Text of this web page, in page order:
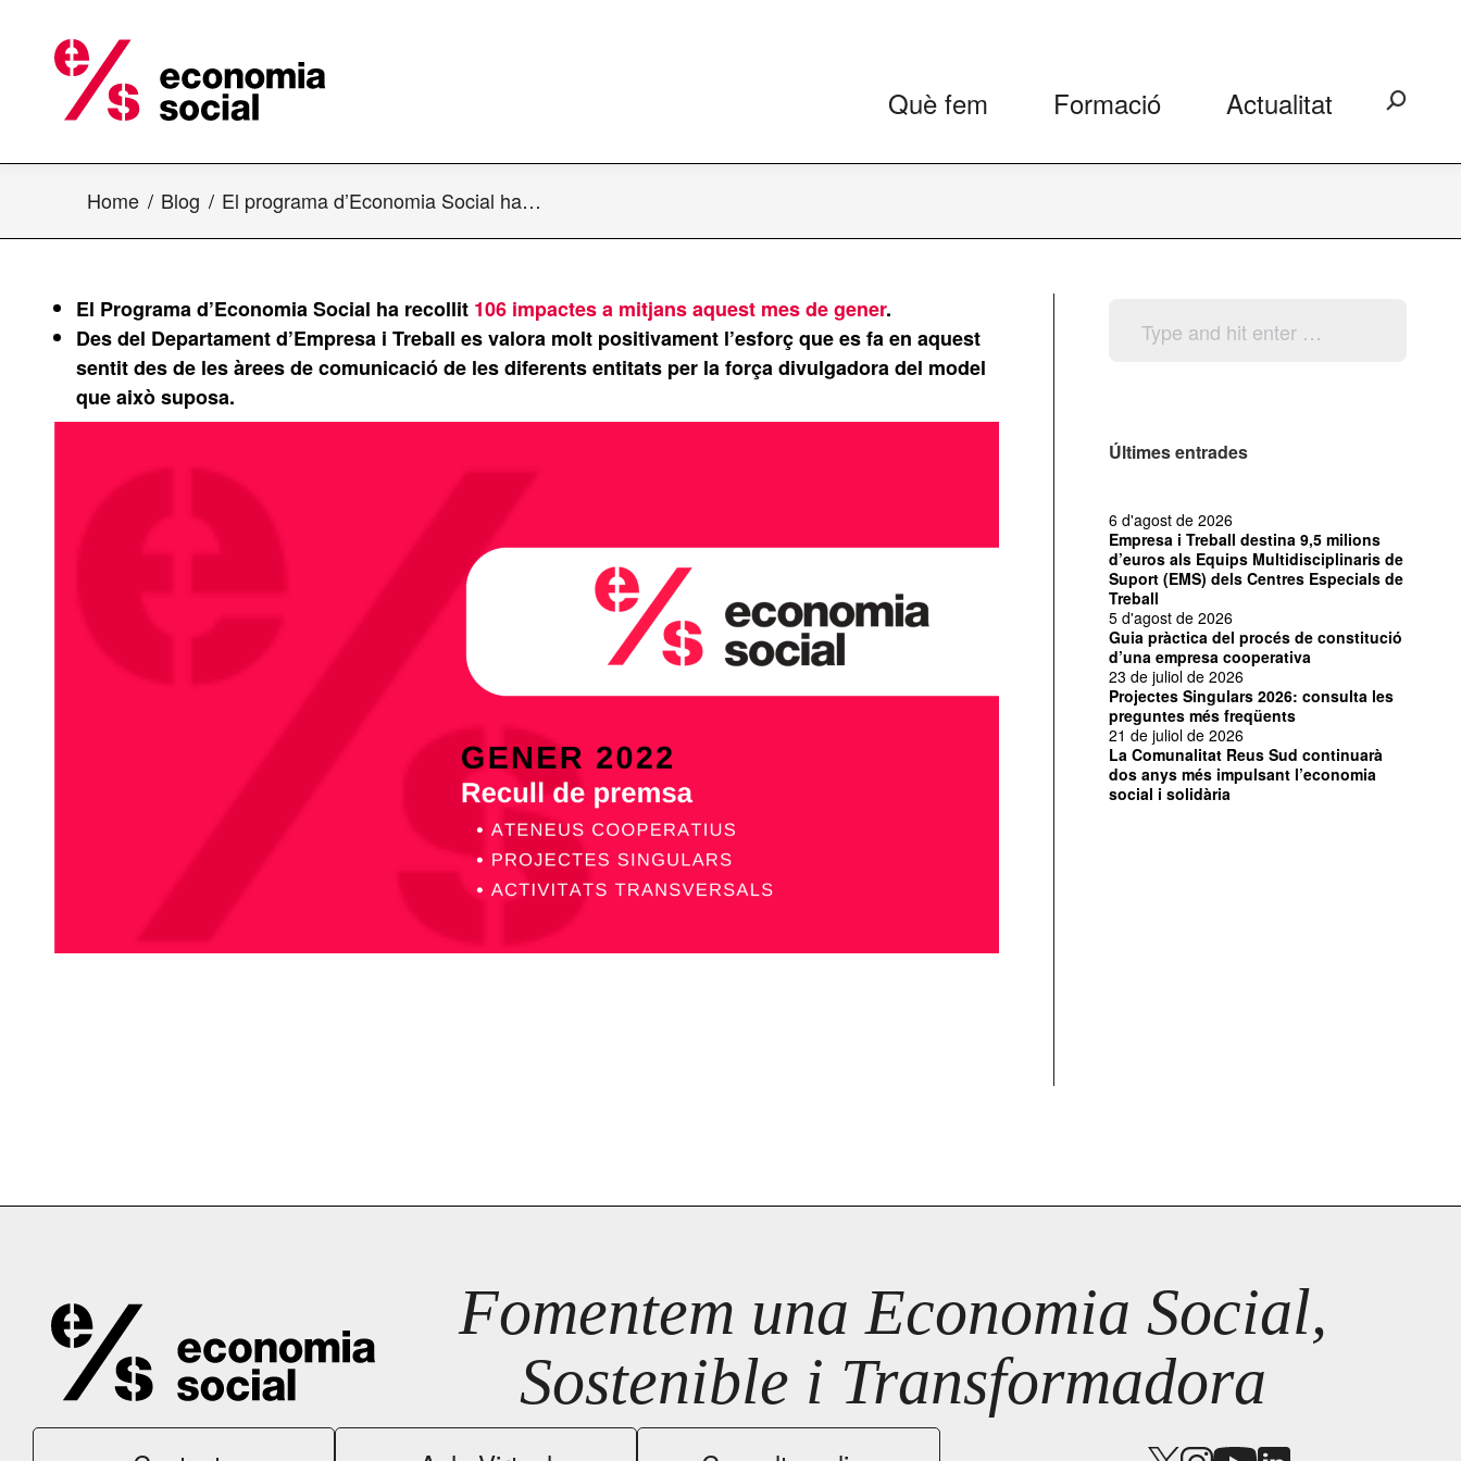
Què fem Formació Actualitat Search:
Home Blog El programa d’Economia Social ha…
El Programa d’Economia Social ha recollit 106 impactes a mitjans aquest mes de gener.
Des del Departament d’Empresa i Treball es valora molt positivament l’esforç que es fa en aquest
sentit des de les àrees de comunicació de les diferents entitats per la força divulgadora del model
que això suposa.
Últimes entrades
Empresa i Treball destina 9,5 milions
d’euros als Equips Multidisciplinaris de
Suport (EMS) dels Centres Especials de
Treball
6 d'agost de 2026
Guia pràctica del procés de constitució
d’una empresa cooperativa
5 d'agost de 2026
Projectes Singulars 2026: consulta les
preguntes més freqüents
23 de juliol de 2026
La Comunalitat Reus Sud continuarà
dos anys més impulsant l’economia
social i solidària
21 de juliol de 2026
Fomentem una Economia Social,
Sostenible i Transformadora